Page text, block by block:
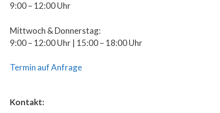
9:00 – 12:00 Uhr
Mittwoch & Donnerstag:
9:00 – 12:00 Uhr | 15:00 – 18:00 Uhr
Termin auf Anfrage
Kontakt: